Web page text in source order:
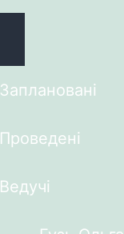
Заплановані
Проведені
Ведучі